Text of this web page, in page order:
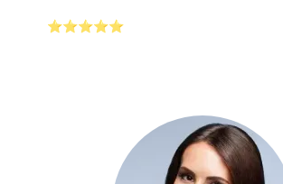
⭐⭐⭐⭐⭐